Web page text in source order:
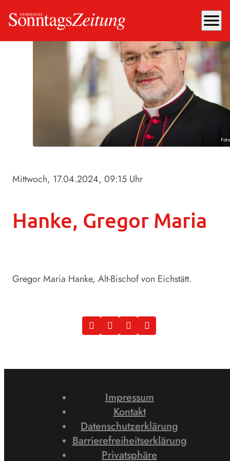
menu
Mittwoch, 17.04.2024, 09:15 Uhr
Hanke, Gregor Maria
Gregor Maria Hanke, Alt-Bischof von Eichstätt.
Impressum
Kontakt
Datenschutzerklärung
Barrierefreiheitserklärung
Privatsphäre